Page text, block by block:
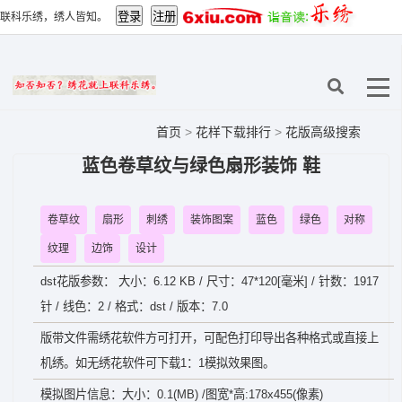
联科乐绣，绣人皆知。
首页 > 花样下载排行 > 花版高级搜索
蓝色卷草纹与绿色扇形装饰 鞋
卷草纹 扇形 刺绣 装饰图案 蓝色 绿色 对称
纹理 边饰 设计
dst花版参数： 大小：6.12 KB / 尺寸：47*120[毫米] / 针数：1917
针 / 线色：2 / 格式：dst / 版本：7.0
版带文件需绣花软件方可打开，可配色打印导出各种格式或直接上
机绣。如无绣花软件可下载1：1模拟效果图。
模拟图片信息：大小：0.1(MB) /图宽*高:178x455(像素)